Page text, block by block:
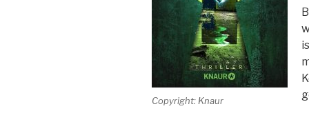
Copyright: Knaur